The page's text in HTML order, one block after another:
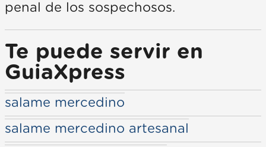
penal de los sospechosos.
Te puede servir en
GuiaXpress
salame mercedino
salame mercedino artesanal